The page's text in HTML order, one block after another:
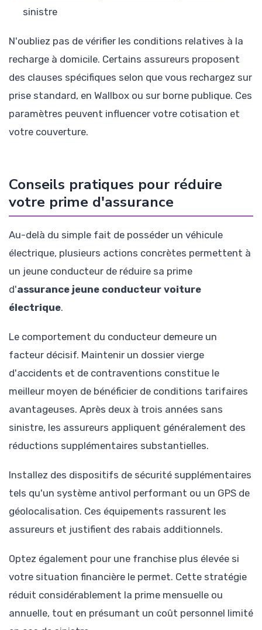
sinistre
N'oubliez pas de vérifier les conditions relatives à la
recharge à domicile. Certains assureurs proposent
des clauses spécifiques selon que vous rechargez sur
prise standard, en Wallbox ou sur borne publique. Ces
paramètres peuvent influencer votre cotisation et
votre couverture.
Conseils pratiques pour réduire
votre prime d'assurance
Au-delà du simple fait de posséder un véhicule
électrique, plusieurs actions concrètes permettent à
un jeune conducteur de réduire sa prime
d'assurance jeune conducteur voiture
électrique.
Le comportement du conducteur demeure un
facteur décisif. Maintenir un dossier vierge
d'accidents et de contraventions constitue le
meilleur moyen de bénéficier de conditions tarifaires
avantageuses. Après deux à trois années sans
sinistre, les assureurs appliquent généralement des
réductions supplémentaires substantielles.
Installez des dispositifs de sécurité supplémentaires
tels qu'un système antivol performant ou un GPS de
géolocalisation. Ces équipements rassurent les
assureurs et justifient des rabais additionnels.
Optez également pour une franchise plus élevée si
votre situation financière le permet. Cette stratégie
réduit considérablement la prime mensuelle ou
annuelle, tout en présumant un coût personnel limité